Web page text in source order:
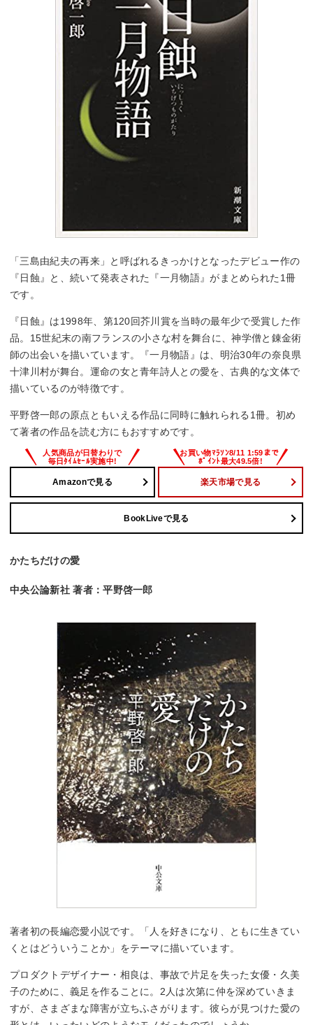
「三島由紀夫の再来」と呼ばれるきっかけとなったデビュー作の
『日蝕』と、続いて発表された『一月物語』がまとめられた1冊
です。
『日蝕』は1998年、第120回芥川賞を当時の最年少で受賞した作
品。15世紀末の南フランスの小さな村を舞台に、神学僧と錬金術
師の出会いを描いています。『一月物語』は、明治30年の奈良県
十津川村が舞台。運命の女と青年詩人との愛を、古典的な文体で
描いているのが特徴です。
平野啓一郎の原点ともいえる作品に同時に触れられる1冊。初め
て著者の作品を読む方にもおすすめです。
Amazonで見る 楽天市場で見る
BookLiveで見る
かたちだけの愛
中央公論新社 著者：平野啓一郎
著者初の長編恋愛小説です。「人を好きになり、ともに生きてい
くとはどういうことか」をテーマに描いています。
プロダクトデザイナー・相良は、事故で片足を失った女優・久美
子のために、義足を作ることに。2人は次第に仲を深めていきま
すが、さまざまな障害が立ちふさがります。彼らが見つけた愛の